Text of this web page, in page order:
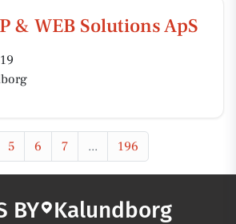
& WEB Solutions ApS
5 6 7 ... 196
BY Kalundborg